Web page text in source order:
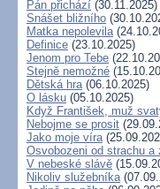
Pán přichází (30.11.2025)
Snášet bližního
Matka nepolevila
Definice (23.10.2025)
Jenom pro Tebe
Stejně nemožné
Dětská hra(06.10.2025)
O lásku (05.10.2025)
Když František, muž
Nebojme se prosit
Jako moje víra
Osvobozeni od strachu a
V nebeské slávě
Nikoliv služebníka